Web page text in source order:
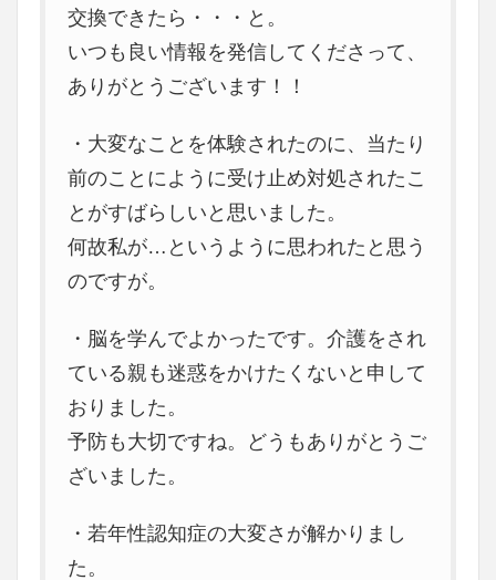
交換できたら・・・と。
いつも良い情報を発信してくださって、
ありがとうございます！！
・大変なことを体験されたのに、当たり
前のことにように受け止め対処されたこ
とがすばらしいと思いました。
何故私が…というように思われたと思う
のですが。
・脳を学んでよかったです。介護をされ
ている親も迷惑をかけたくないと申して
おりました。
予防も大切ですね。どうもありがとうご
ざいました。
・若年性認知症の大変さが解かりまし
た。